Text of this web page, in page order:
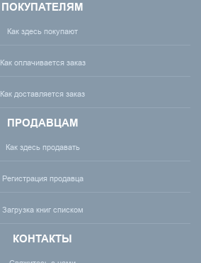
ПОКУПАТЕЛЯМ
Как здесь покупают
Как оплачивается заказ
Как доставляется заказ
ПРОДАВЦАМ
Как здесь продавать
Регистрация продавца
Загрузка книг списком
КОНТАКТЫ